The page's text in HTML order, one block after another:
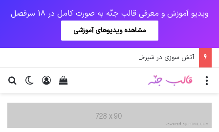
ویدیو آموزش و معرفی قالب جنّه به صورت کامل در 18 سرفصل
مشاهده ویدیوهای آموزشی
آتش سوزی در شیرخوارگاه آمنه
تغییر ورود
دیدن سبد خرید منو